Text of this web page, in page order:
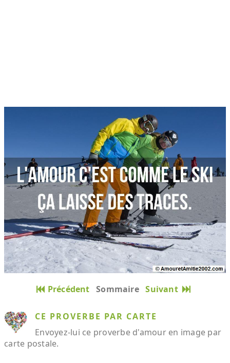
Précédent Sommaire Suivant
CE PROVERBE PAR CARTE
Envoyez-lui ce proverbe d'amour en image par
carte postale.